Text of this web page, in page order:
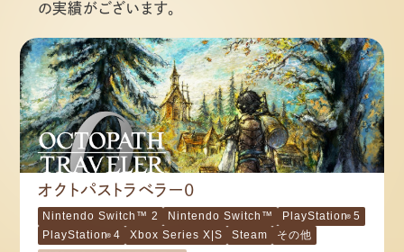
の実績がございます。
オクトパストラベラー0
Nintendo Switch™ 2​ Nintendo Switch™ PlayStation® 5
PlayStation® 4 Xbox Series X|S Steam その他​